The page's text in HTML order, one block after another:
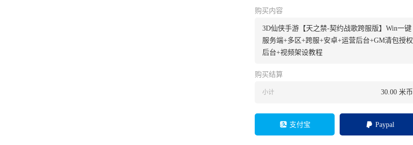
购买内容
3D仙侠手游【天之禁-契约战歌跨服版】Win一键
服务端+多区+跨服+安卓+运营后台+GM清包授权
后台+视频架设教程
购买结算
小计 30.00 米币
支付宝 Paypal